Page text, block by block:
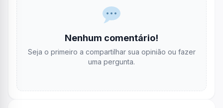
Nenhum comentário!
Seja o primeiro a compartilhar sua opinião ou fazer
uma pergunta.